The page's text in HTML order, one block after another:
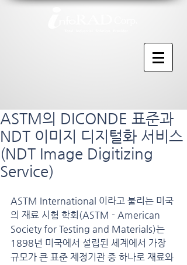
ASTM의 DICONDE 표준과
NDT 이미지 디지털화 서비스
(NDT Image Digitizing
Service)
ASTM International 이라고 불리는 미국
의 재료 시험 학회(ASTM - American
Society for Testing and Materials)는
1898년 미국에서 설립된 세계에서 가장
규모가 큰 표준 제정기관 중 하나로 재료와